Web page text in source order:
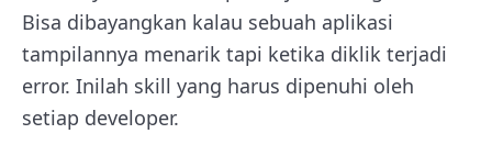
Bisa dibayangkan kalau sebuah aplikasi
tampilannya menarik tapi ketika diklik terjadi
error. Inilah skill yang harus dipenuhi oleh
setiap developer.